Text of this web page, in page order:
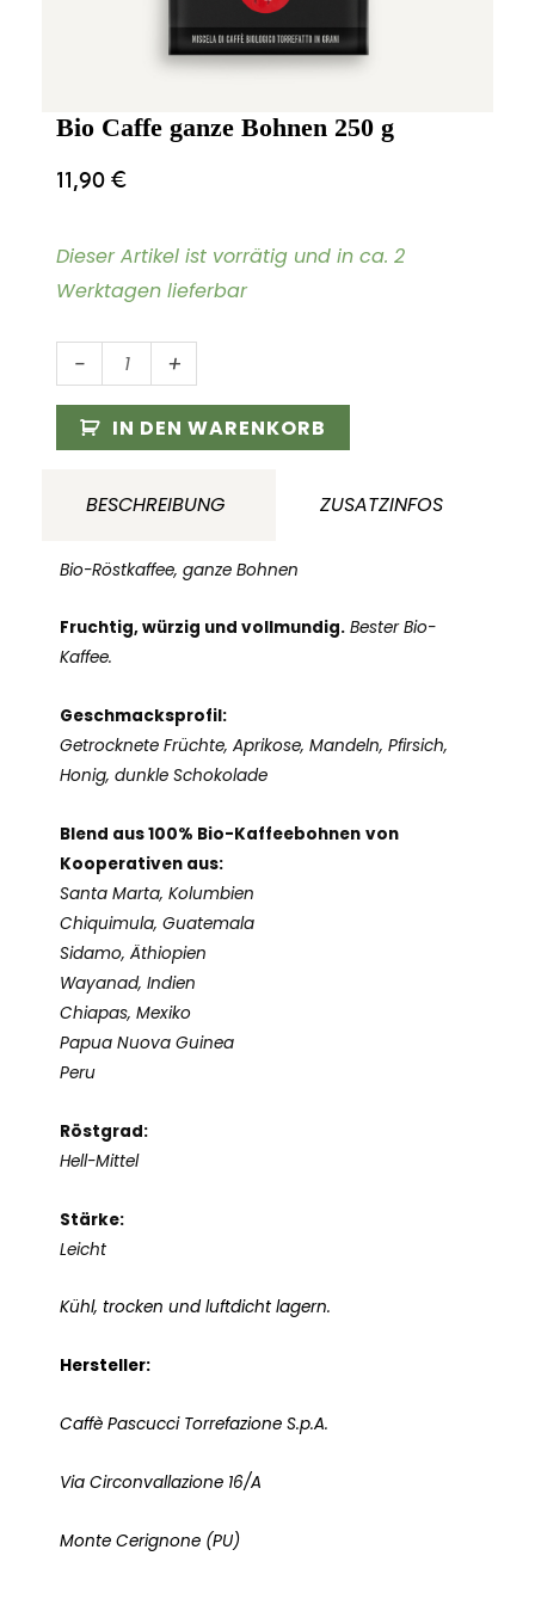
Bio Caffe ganze Bohnen 250 g
11,90€
Dieser Artikel ist vorrätig und in ca. 2
Werktagen lieferbar
-
Bio
Caffe
ganze
250
Menge
+
IN DEN WARENKORB
BESCHREIBUNG ZUSATZINFOS
Bio-Röstkaffee, ganze Bohnen
Fruchtig, würzig und vollmundig. Bester Bio-
Kaffee.
Geschmacksprofil:
Getrocknete Früchte, Aprikose, Mandeln, Pfirsich,
Honig, dunkle Schokolade
Blend aus 100% Bio-Kaffeebohnen von
Kooperativen aus:
Santa Marta, Kolumbien
Chiquimula, Guatemala
Sidamo, Äthiopien
Wayanad, Indien
Chiapas, Mexiko
Papua Nuova Guinea
Peru
Röstgrad:
Hell-Mittel
Stärke:
Leicht
Kühl, trocken und luftdicht lagern.
Hersteller:
Caffè Pascucci Torrefazione S.p.A.
Via Circonvallazione 16/A
Monte Cerignone (PU)